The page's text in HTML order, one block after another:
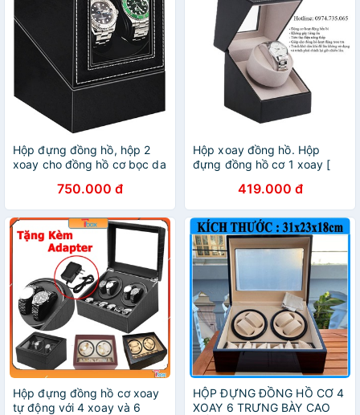
Hộp đựng đồng hồ, hộp 2
xoay cho đồng hồ cơ bọc da
750.000 đ
Hộp xoay đồng hồ. Hộp
đựng đồng hồ cơ 1 xoay [
Automatic ] hàng sẵn có
419.000 đ
Hộp đựng đồng hồ cơ xoay
tự động với 4 xoay và 6
HỘP ĐỰNG ĐỒNG HỒ CƠ 4
XOAY 6 TRƯNG BÀY CAO